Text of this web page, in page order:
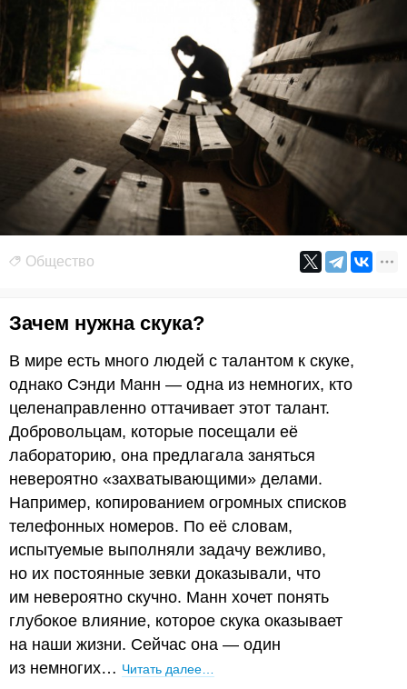
Общество
Зачем нужна скука?
В мире есть много людей с талантом к скуке,
однако Сэнди Манн — одна из немногих, кто
целенаправленно оттачивает этот талант.
Добровольцам, которые посещали её
лабораторию, она предлагала заняться
невероятно «захватывающими» делами.
Например, копированием огромных списков
телефонных номеров. По её словам,
испытуемые выполняли задачу вежливо,
но их постоянные зевки доказывали, что
им невероятно скучно. Манн хочет понять
глубокое влияние, которое скука оказывает
на наши жизни. Сейчас она — один
из немногих… Читать далее…